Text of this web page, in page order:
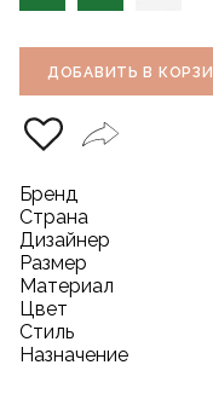
ДОБАВИТЬ В
Бренд
Страна
Дизайнер
Размер
Материал
Цвет
Стиль
Назначение